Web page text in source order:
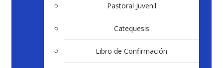
Pastoral Juvenil
Catequesis
Libro de Confirmación